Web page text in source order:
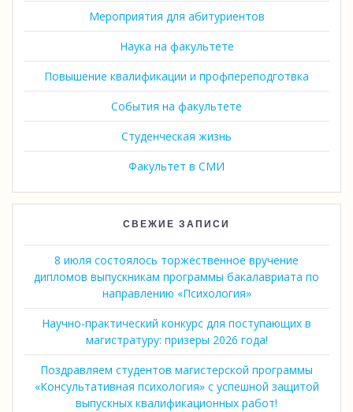
Мероприятия для абитуриентов
Наука на факультете
Повышение квалификации и профпереподготвка
События на факультете
Студенческая жизнь
Факультет в СМИ
СВЕЖИЕ ЗАПИСИ
8 июля состоялось торжественное вручение
дипломов выпускникам программы бакалавриата по
направлению «Психология»
Научно-практический конкурс для поступающих в
магистратуру: призеры 2026 года!
Поздравляем студентов магистерской программы
«Консультативная психология» с успешной защитой
выпускных квалификационных работ!